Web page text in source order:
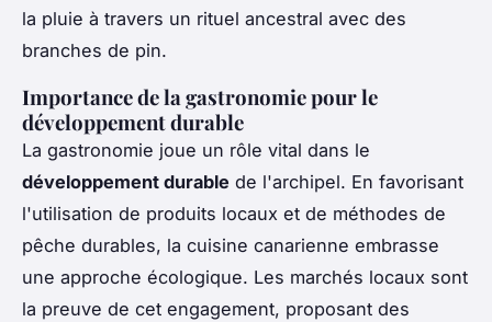
la pluie à travers un rituel ancestral avec des
branches de pin.
Importance de la gastronomie pour le
développement durable
La gastronomie joue un rôle vital dans le
développement durable de l'archipel. En favorisant
l'utilisation de produits locaux et de méthodes de
pêche durables, la cuisine canarienne embrasse
une approche écologique. Les marchés locaux sont
la preuve de cet engagement, proposant des